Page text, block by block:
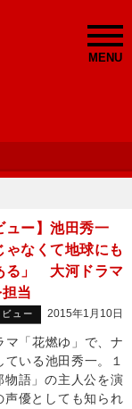
MENU
ュー】池田秀一
ゃなくて地球にも
る」 大河ドラマ
当
ュー 2015年1月10日
「花燃ゆ」で、ナ
いる池田秀一。１
物語」の主人公を演
声優としても知られ